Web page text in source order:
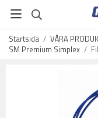
Startsida / VÅRA
SM Premium Simplex /